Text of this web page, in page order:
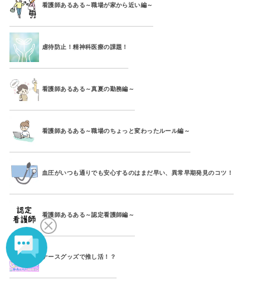
看護師あるある～職場が家から近い編～
虐待防止！精神科医療の課題！
看護師あるある～真夏の勤務編～
看護師あるある～職場のちょっと変わったルール編～
血圧がいつも通りでも安心するのはまだ早い、異常早期発見のコツ！
看護師あるある～認定看護師編～
ナースグッズで推し活！？